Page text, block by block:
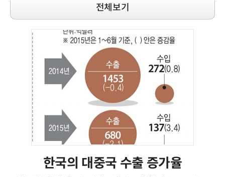
전체보기
한국의 대중국 수출 증가율